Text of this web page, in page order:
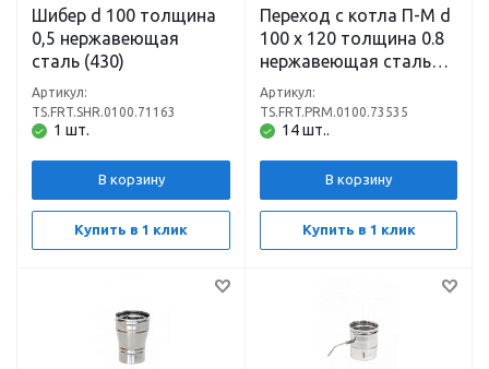
Шибер d 100 толщина
0,5 нержавеющая
сталь (430)
1 шт.
Артикул:
TS.FRT.SHR.0100.71163
В корзину
Купить в 1 клик
Переход с котла П-М d
100 х 120 толщина 0.8
нержавеющая сталь
(430)
14 шт..
Артикул:
TS.FRT.PRM.0100.73535
В корзину
Купить в 1 клик